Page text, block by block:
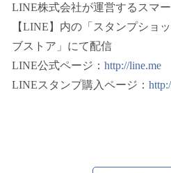
LINE株式会社が運営するスマ
【LINE】内の「スタンプショ
ブストア」にて配信
LINE公式ページ： http://line.me
LINEスタンプ購入ページ：